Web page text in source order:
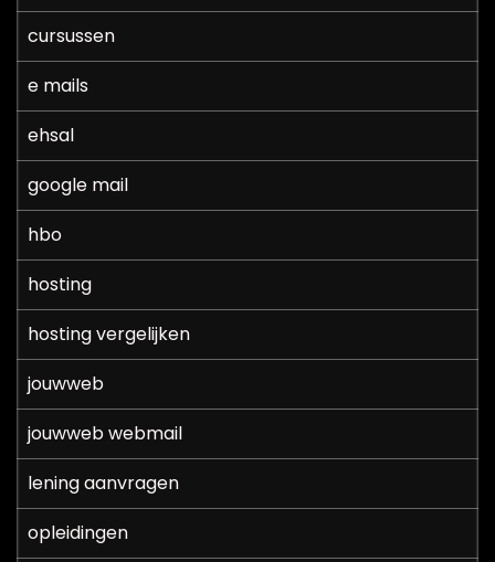
cursussen
e mails
ehsal
google mail
hbo
hosting
hosting vergelijken
jouwweb
jouwweb webmail
lening aanvragen
opleidingen